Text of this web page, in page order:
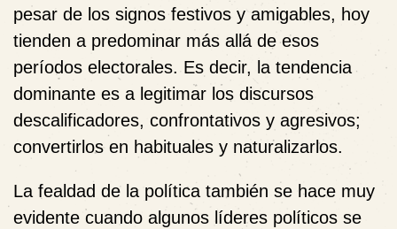
pesar de los signos festivos y amigables, hoy
tienden a predominar más allá de esos
períodos electorales. Es decir, la tendencia
dominante es a legitimar los discursos
descalificadores, confrontativos y agresivos;
convertirlos en habituales y naturalizarlos.
La fealdad de la política también se hace muy
evidente cuando algunos líderes políticos se